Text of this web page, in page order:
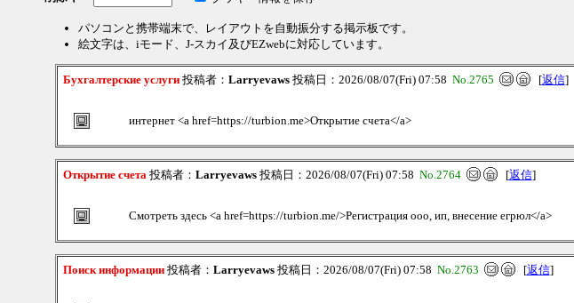
パソコンと携帯端末で、レイアウトを自動振分する掲示板です。
絵文字は、iモード、J-スカイ及びEZwebに対応しています。
Бухгалтерские услуги投稿者： Larryevaws投稿日：2026/08/07(Fri) 07:58 No.2765 [返信]
интернет <a href=https://turbion.me>Открытие счета</a>
Открытие счета投稿者： Larryevaws投稿日：2026/08/07(Fri) 07:58 No.2764 [返信]
Смотреть здесь <a href=https://turbion.me/>Регистрация ооо, ип, внесение егрюл</a>
Поиск информации投稿者： Larryevaws投稿日：2026/08/07(Fri) 07:58 No.2763 [返信]